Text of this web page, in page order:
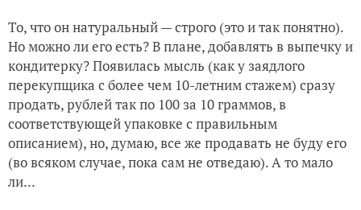
То, что он натуральный — строго (это и так понятно).
Но можно ли его есть? В плане, добавлять в выпечку и
кондитерку? Появилась мысль (как у заядлого
перекупщика с более чем 10-летним стажем) сразу
продать, рублей так по 100 за 10 граммов, в
соответствующей упаковке с правильным
описанием), но, думаю, все же продавать не буду его
(во всяком случае, пока сам не отведаю). А то мало
ли...